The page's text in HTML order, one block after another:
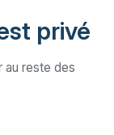
privé
au reste des